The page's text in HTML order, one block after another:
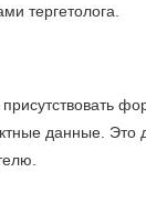
тергетолога.
данные. Это